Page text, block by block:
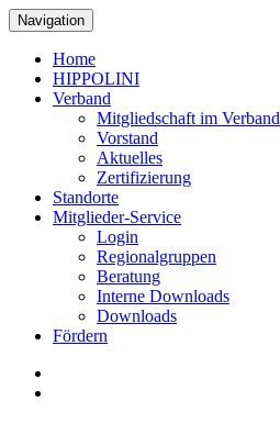
Navigation
Home
HIPPOLINI
Verband
Mitgliedschaft im Verband
Vorstand
Aktuelles
Zertifizierung
Standorte
Mitglieder-Service
Login
Regionalgruppen
Beratung
Interne Downloads
Downloads
Fördern